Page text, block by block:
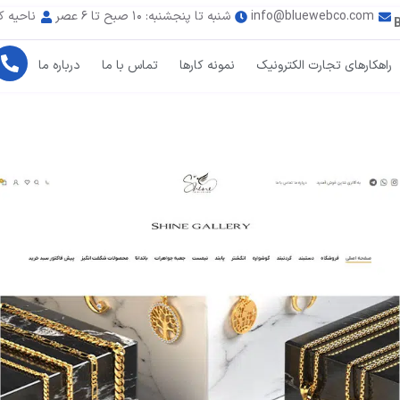
info@bluewebco.com شنبه تا پنجشنبه: ۱۰ صبح تا ۶ عصر ناحیه
راهکارهای تجارت الکترونیک نمونه کارها تماس با ما درباره ما